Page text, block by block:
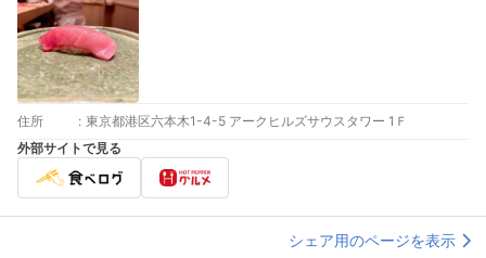
住所 : 東京都港区六本木1-4-5 アークヒルズサウスタワー 1Ｆ
外部サイトで見る
シェア用のページを表示